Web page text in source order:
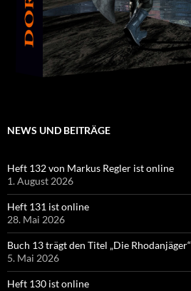
NEWS UND BEITRÄGE
Heft 132 von Markus Regler ist online
1. August 2026
Heft 131 ist online
28. Mai 2026
Buch 13 trägt den Titel „Die Rhodanjäger“
5. Mai 2026
Heft 130 ist online